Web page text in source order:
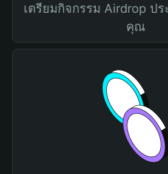
เตรียมกิจกรรม Airdrop ปร
คุณ